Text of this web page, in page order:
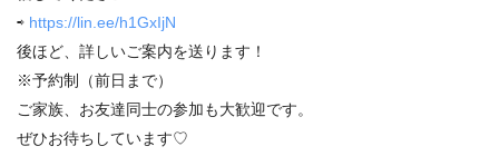
⇨ https://lin.ee/h1GxIjN
後ほど、詳しいご案内を送ります！
※予約制（前日まで）
ご家族、お友達同士の参加も大歓迎です。
ぜひお待ちしています♡